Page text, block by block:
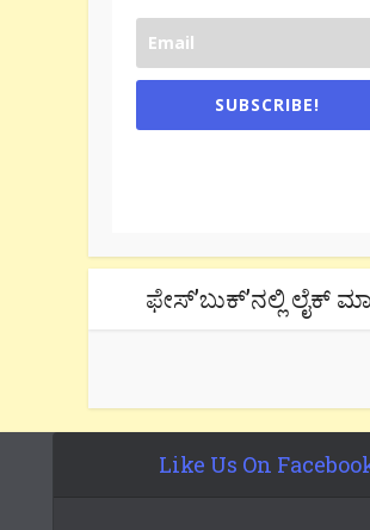
SUBSCRIBE!
ಫೇಸ್’ಬುಕ್’ನಲ್ಲಿ ಲೈಕ್
Like Us On